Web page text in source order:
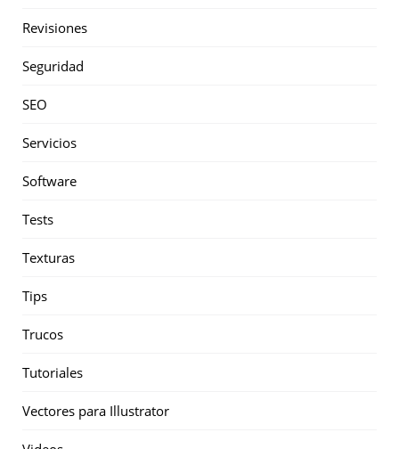
Revisiones
Seguridad
SEO
Servicios
Software
Tests
Texturas
Tips
Trucos
Tutoriales
Vectores para Illustrator